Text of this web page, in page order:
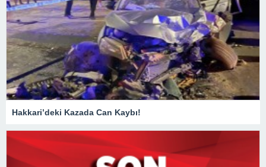
Hakkari’deki Kazada Can Kaybı!